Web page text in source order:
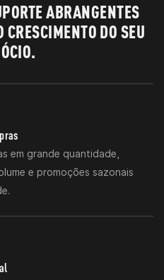
ABRANGENTES
DO SEU
em grande quantidade,
e promoções sazonais